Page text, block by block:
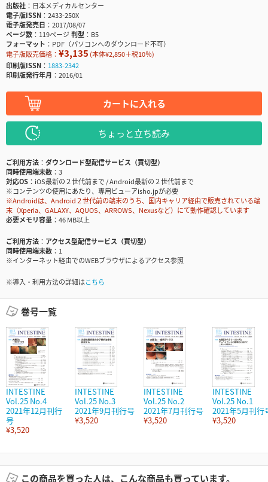
出版社
日本メディカルセンター
電子版ISSN
2433-250X
電子版発売日
2017/08/07
ページ数
119ページ判型
B5
フォーマット
PDF（パソコンへのダウンロード不可）
電子版販売価格： ¥3,135 (本体¥2,850＋税10％)
印刷版ISSN
1883-2342
印刷版発行年月
2016/01
カートに入れる
ちょっと立ち読み
ご利用方法
ダウンロード型配信サービス（買切型）
同時使用端末数
3
対応OS
iOS最新の２世代前まで / Android最新の２世代前まで
※コンテンツの使用にあたり、専用ビューアisho.jpが必要
※Androidは、Android２世代前の端末のうち、国内キャリア経由で販売されている端
末（Xperia、GALAXY、AQUOS、ARROWS、Nexusなど）にて動作確認しています
必要メモリ容量
46 MB以上
ご利用方法
アクセス型配信サービス（買切型）
同時使用端末数
1
※インターネット経由でのWEBブラウザによるアクセス参照
※導入・利用方法の詳細はこちら
巻号一覧
INTESTINE
Vol.25 No.4
2021年12月刊行
号
¥3,520
INTESTINE
Vol.25 No.3
2021年9月刊行号
¥3,520
INTESTINE
Vol.25 No.2
2021年7月刊行号
¥3,520
INTESTINE
Vol.25 No.1
2021年5月刊行
¥3,520
この商品を買った人は、こんな商品も買っています。